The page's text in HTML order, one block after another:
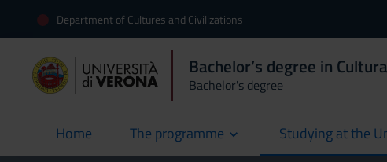
Department of Cultures and Civilizations
Bachelor’s degree in
Bachelor's degree
Home
current The programme Studying at the